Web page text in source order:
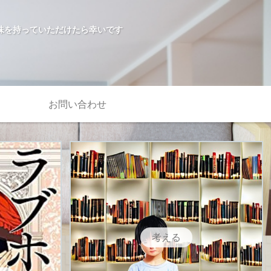
持っていただけたら幸いです
お問い合わせ
考える